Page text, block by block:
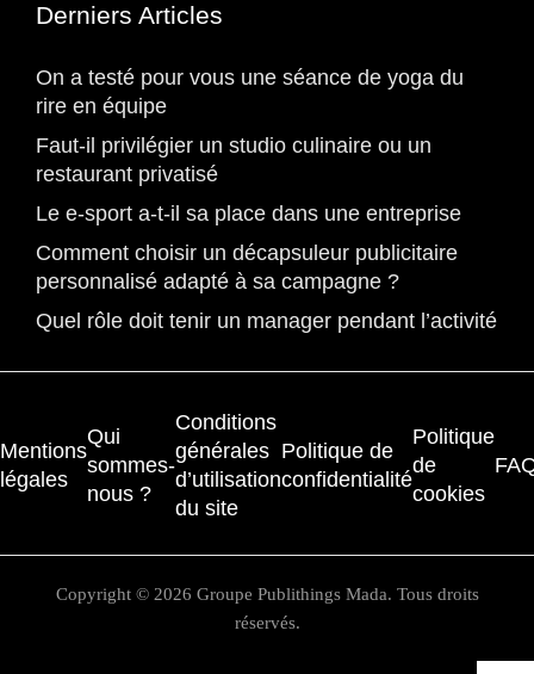
Derniers Articles
On a testé pour vous une séance de yoga du
rire en équipe
Faut-il privilégier un studio culinaire ou un
restaurant privatisé
Le e-sport a-t-il sa place dans une entreprise
Comment choisir un décapsuleur publicitaire
personnalisé adapté à sa campagne ?
Quel rôle doit tenir un manager pendant l’activité
Mentions
légales
Qui
sommes-
nous ?
Conditions
générales
d’utilisation
du site
Politique de
confidentialité
Politique
de
cookies
Copyright © 2026 Groupe Publithings Mada. Tous droits
réservés.